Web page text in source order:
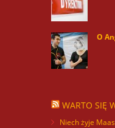
O
WARTO SIĘ
Niech żyje